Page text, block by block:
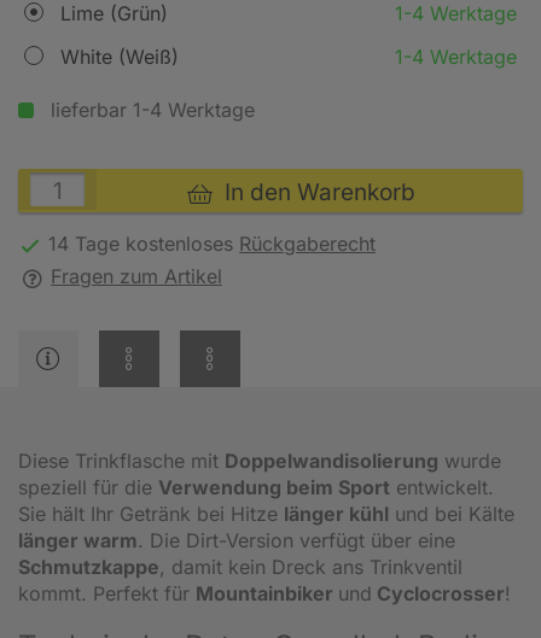
Lime (Grün)
1-4 Werktage
White (Weiß)
1-4 Werktage
lieferbar 1-4 Werktage
In den Warenkorb
14 Tage kostenloses Rückgaberecht
Fragen zum Artikel
Diese Trinkflasche mit Doppelwandisolierung wurde
speziell für die Verwendung beim Sport entwickelt.
Sie hält Ihr Getränk bei Hitze länger kühl und bei Kälte
länger warm. Die Dirt-Version verfügt über eine
Schmutzkappe, damit kein Dreck ans Trinkventil
kommt. Perfekt für Mountainbiker und Cyclocrosser!